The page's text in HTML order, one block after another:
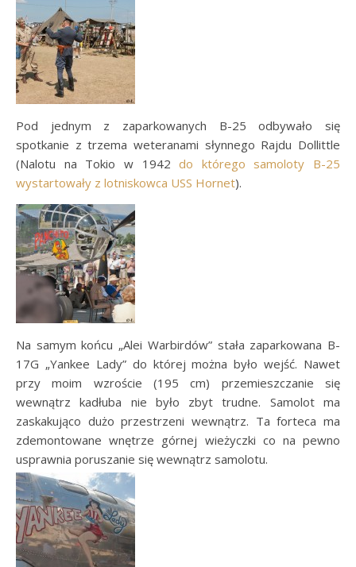
Pod jednym z zaparkowanych B-25 odbywało się
spotkanie z trzema weteranami słynnego Rajdu Dollittle
(Nalotu na Tokio w 1942do którego samoloty B-25
wystartowały z lotniskowca USS Hornet).
Na samym końcu „Alei Warbirdów” stała zaparkowana B-
17G „Yankee Lady” do której można było wejść. Nawet
przy moim wzroście (195 cm) przemieszczanie się
wewnątrz kadłuba nie było zbyt trudne. Samolot ma
zaskakująco dużo przestrzeni wewnątrz. Ta forteca ma
zdemontowane wnętrze górnej wieżyczki co na pewno
usprawnia poruszanie się wewnątrz samolotu.